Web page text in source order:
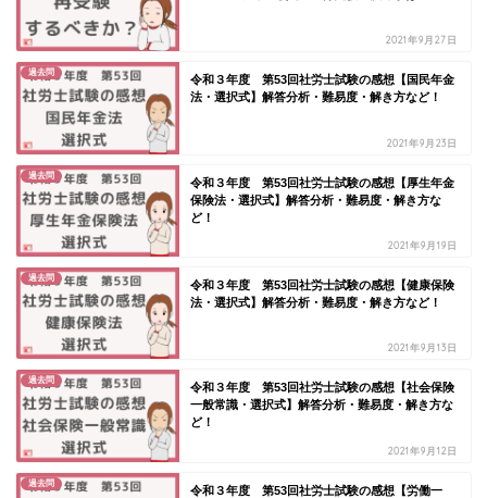
2021年9月27日
過去問
令和３年度 第53回社労士試験の感想【国民年金
法・選択式】解答分析・難易度・解き方など！
2021年9月23日
過去問
令和３年度 第53回社労士試験の感想【厚生年金
保険法・選択式】解答分析・難易度・解き方な
ど！
2021年9月19日
過去問
令和３年度 第53回社労士試験の感想【健康保険
法・選択式】解答分析・難易度・解き方など！
2021年9月13日
過去問
令和３年度 第53回社労士試験の感想【社会保険
一般常識・選択式】解答分析・難易度・解き方な
ど！
2021年9月12日
過去問
令和３年度 第53回社労士試験の感想【労働一